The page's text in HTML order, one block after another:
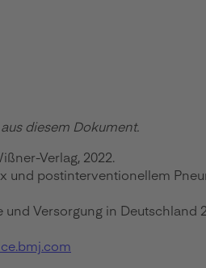
diesem Dokument.
Verlag, 2022.
postinterventionellem
Versorgung in Deutschland